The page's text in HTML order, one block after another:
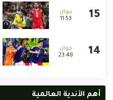
11:53
23:48
أهم الأندية العالمية